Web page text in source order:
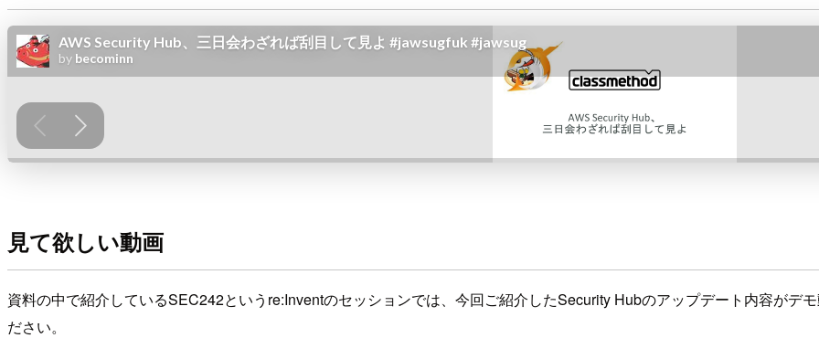
見て欲しい動画
資料の中で紹介しているSEC242というre:Inventのセッションでは、今回ご紹介したSecurity Hubのアップデート内容がデ
ださい。